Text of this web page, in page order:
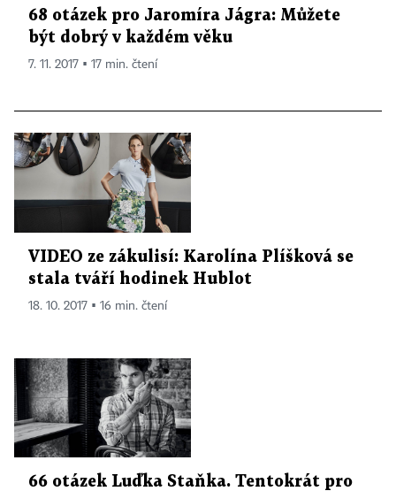
68 otázek pro Jaromíra Jágra: Můžete
být dobrý v každém věku
7. 11. 2017 ▪ 17 min. čtení
VIDEO ze zákulisí: Karolína Plíšková se
stala tváří hodinek Hublot
18. 10. 2017 ▪ 16 min. čtení
66 otázek Luďka Staňka. Tentokrát pro